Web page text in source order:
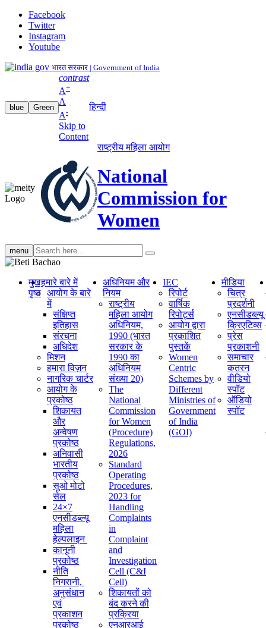
Facebook
Twitter
Instagram
Youtube
भारत सरकार | Government of India
blue Green
contrast
A+
A
A-
Skip to
Content
हिन्दी
राष्ट्रीय महिला आयोग
National
Commission for
Women
menu Search
search
मुख
पृष्ठ
हमारे बारे में
आयोग के बारे
में
संक्षिप्‍त
इतिहास
संरचना
अधिदेश
मिशन
हमारा विज़न
नागरिक चार्टर
आयोग के
प्रकोष्ठ
शिकायत
और
अन्वेषण
प्रकोष्ठ
अनिवासी
भारतीय
प्रकोष्ठ
सुओ मोटो
सेल
24×7
एनसीडब्ल्यू
महिला
हेल्पलाइन
कानूनी
प्रकोष्ठ
नीति
निगरानी, ​​
अनुसंधान
एवं
प्रकाशन
प्रकोष्ठ
अधिनियम और
नियम
राष्ट्रीय
महिला आयोग
अधिनियम,
1990 (भारत
सरकार के
1990 का
अधिनियम
संख्या 20)
The
National
Commission
for Women
(Procedure)
Regulations,
2026
Standard
Operating
Procedures,
2023 for
Handling
Complaints
in
Complaint
and
Investigation
Cell (C&I
Cell)
शिकायतों को
बंद करने की
प्रक्रिया
एनआरआई
IEC
रिपोर्ट
वार्षिक
रिपोर्ट्स
आयोग द्वारा
प्रकाशित
पुस्तकें
Women
Centric
Schemes by
Different
Ministries of
Government
of India
(GOI)
मीडिया
चित्र
प्रदर्शनी
एनसीडब्ल्यू
क्रिएटिव्स
प्रेस
प्रकाशनी
समाचार
कतरन
वीडियो
स्पॉट
ऑडियो
स्पॉट